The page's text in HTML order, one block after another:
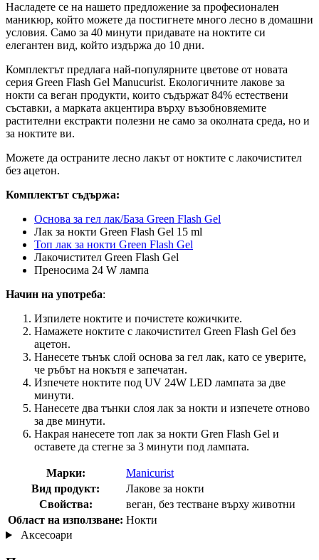
Насладете се на нашето предложение за професионален
маникюр, който можете да постигнете много лесно в домашни
условия. Само за 40 минути придавате на ноктите си
елегантен вид, който издържа до 10 дни.
Комплектът предлага най-популярните цветове от новата
серия Green Flash Gel Manucurist. Екологичните лакове за
нокти са веган продукти, които съдържат 84% естествени
съставки, а марката акцентира върху възобновяемите
растителни екстракти полезни не само за околната среда, но и
за ноктите ви.
Можете да остраните лесно лакът от ноктите с лакочистител
без ацетон.
Комплектът съдържа:
Основа за гел лак/База Green Flash Gel
Лак за нокти Green Flash Gel 15 ml
Топ лак за нокти Green Flash Gel
Лакочистител Green Flash Gel
Преносима 24 W лампа
Начин на употреба:
Изпилете ноктите и почистете кожичките.
Намажете ноктите с лакочистител Green Flash Gel без
ацетон.
Нанесете тънък слой основа за гел лак, като се уверите,
че ръбът на нокътя е запечатан.
Изпечете ноктите под UV 24W LED лампата за две
минути.
Нанесете два тънки слоя лак за нокти и изпечете отново
за две минути.
Накрая нанесете топ лак за нокти Gren Flash Gel и
оставете да стегне за 3 минути под лампата.
Марки:
Manicurist
Вид продукт:
Лакове за нокти
Свойства:
веган, без тестване върху животни
Област на използване: Нокти
Аксесоари